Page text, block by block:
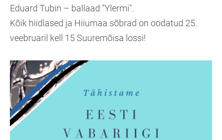
Eduard Tubin – ballaad "Ylermi".
Kõik hiidlased ja Hiiumaa sõbrad on oodatud 25.
veebruaril kell 15 Suuremõisa lossi!